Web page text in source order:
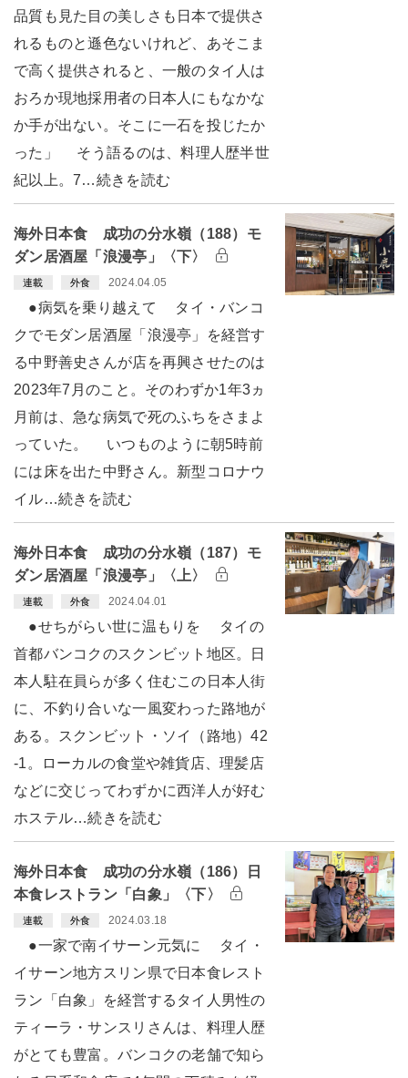
品質も見た目の美しさも日本で提供さ
れるものと遜色ないけれど、あそこま
で高く提供されると、一般のタイ人は
おろか現地採用者の日本人にもなかな
か手が出ない。そこに一石を投じたか
った」 そう語るのは、料理人歴半世
紀以上。7…続きを読む
海外日本食 成功の分水嶺（188）モ
ダン居酒屋「浪漫亭」〈下〉
連載 外食 2024.04.05
●病気を乗り越えて タイ・バンコ
クでモダン居酒屋「浪漫亭」を経営す
る中野善史さんが店を再興させたのは
2023年7月のこと。そのわずか1年3ヵ
月前は、急な病気で死のふちをさまよ
っていた。 いつものように朝5時前
には床を出た中野さん。新型コロナウ
イル…続きを読む
海外日本食 成功の分水嶺（187）モ
ダン居酒屋「浪漫亭」〈上〉
連載 外食 2024.04.01
●せちがらい世に温もりを タイの
首都バンコクのスクンビット地区。日
本人駐在員らが多く住むこの日本人街
に、不釣り合いな一風変わった路地が
ある。スクンビット・ソイ（路地）42
-1。ローカルの食堂や雑貨店、理髪店
などに交じってわずかに西洋人が好む
ホステル…続きを読む
海外日本食 成功の分水嶺（186）日
本食レストラン「白象」〈下〉
連載 外食 2024.03.18
●一家で南イサーン元気に タイ・
イサーン地方スリン県で日本食レスト
ラン「白象」を経営するタイ人男性の
ティーラ・サンスリさんは、料理人歴
がとても豊富。バンコクの老舗で知ら